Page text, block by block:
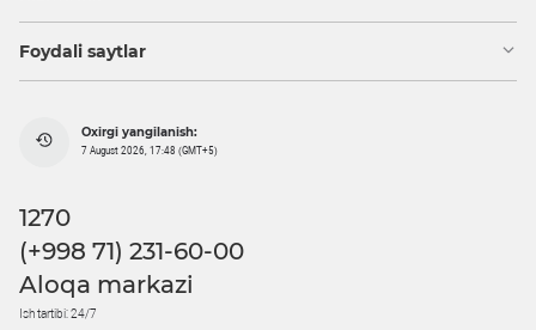
Foydali saytlar
Oxirgi yangilanish:
7 August 2026, 17:48 (GMT+5)
1270
(+998 71) 231-60-00
Aloqa markazi
Ish tartibi: 24/7